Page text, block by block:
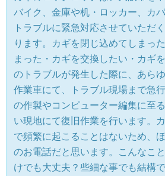
バイク、金庫や机・ロッカー、カ
トラブルに緊急対応させていただ
ります。カギを閉じ込めてしまっ
まった・カギを交換したい・カギ
のトラブルが発生した際に、あら
作業車にて、トラブル現場まで急
の作製やコンピューター編集に至
い現地にて復旧作業を行います。
で頻繁に起こることはないため、
のお電話だと思います。こんなこ
けでも大丈夫？些細な事でも結構